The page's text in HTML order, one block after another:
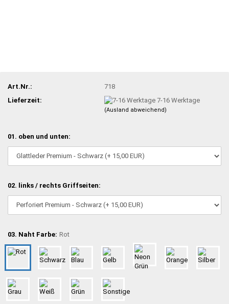
Art.Nr.:
718
Lieferzeit:
7-16 Werktage
(Ausland abweichend)
01. oben und unten:
02. links / rechts Griffseiten:
03. Naht Farbe: Rot